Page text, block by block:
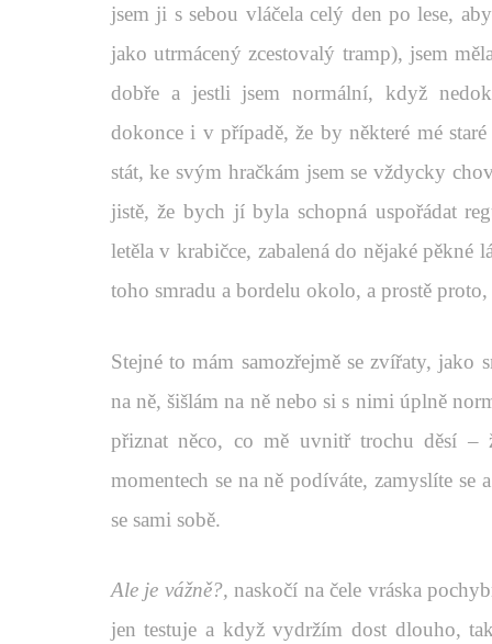
jsem ji s sebou vláčela celý den po lese,
jako utrmácený zcestovalý tramp), jsem
dobře a jestli jsem normální, když
dokonce i v případě, že by některé mé
stát, ke svým hračkám jsem se vždycky
jistě, že bych jí byla schopná uspořádat
letěla v krabičce, zabalená do nějaké
toho smradu a bordelu okolo, a prostě proto,
Stejné to mám samozřejmě se zvířaty,
na ně, šišlám na ně nebo si s nimi úplně
přiznat něco, co mě uvnitř trochu děsí –
momentech se na ně podíváte, zamyslíte se
se sami sobě.
Ale je vážně?, naskočí na čele vráska
jen testuje a když vydržím dost dlouho,